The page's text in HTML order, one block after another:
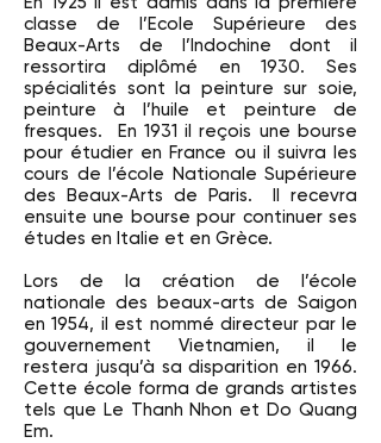
classe de l’Ecole Supérieure des
Beaux-Arts de l’Indochine dont il
ressortira diplômé en 1930. Ses
spécialités sont la peinture sur soie,
peinture à l’huile et peinture de
fresques. En 1931 il reçois une bourse
pour étudier en France ou il suivra les
cours de l’école Nationale Supérieure
des Beaux-Arts de Paris. Il recevra
ensuite une bourse pour continuer ses
études en Italie et en Grèce.
Lors de la création de l’école
nationale des beaux-arts de Saigon
en 1954, il est nommé directeur par le
gouvernement Vietnamien, il le
restera jusqu’à sa disparition en 1966.
Cette école forma de grands artistes
tels que Le Thanh Nhon et Do Quang
Em.